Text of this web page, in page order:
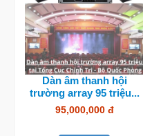
Dàn âm thanh hội
trường array 95 triệu...
95,000,000 đ